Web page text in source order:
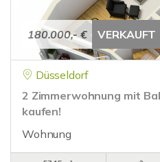
180.000,- € VERKAUFT
Düsseldorf
2 Zimmerwohnung mit
kaufen!
Wohnung